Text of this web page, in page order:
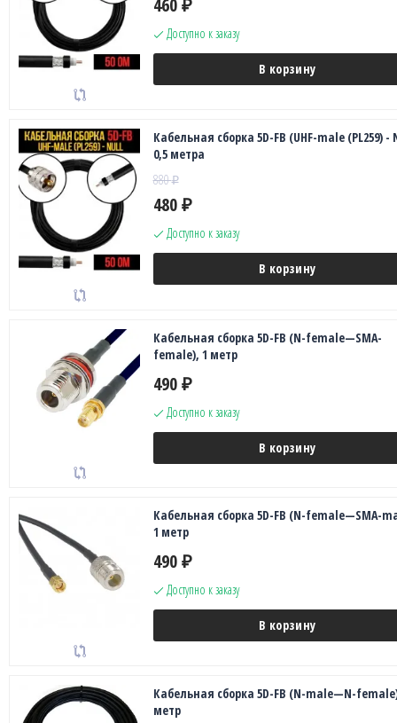
₽
Доступно к заказу
В корзину
Кабельная сборка 5D-FB (UHF-male (PL259) -
0,5 метра
880₽
480 ₽
Доступно к заказу
В корзину
Кабельная сборка 5D-FB (N-female—SMA-
female), 1 метр
490 ₽
Доступно к заказу
В корзину
Кабельная сборка 5D-FB (N-female—SMA-
1 метр
490 ₽
Доступно к заказу
В корзину
Кабельная сборка 5D-FB (N-male—N-
метр